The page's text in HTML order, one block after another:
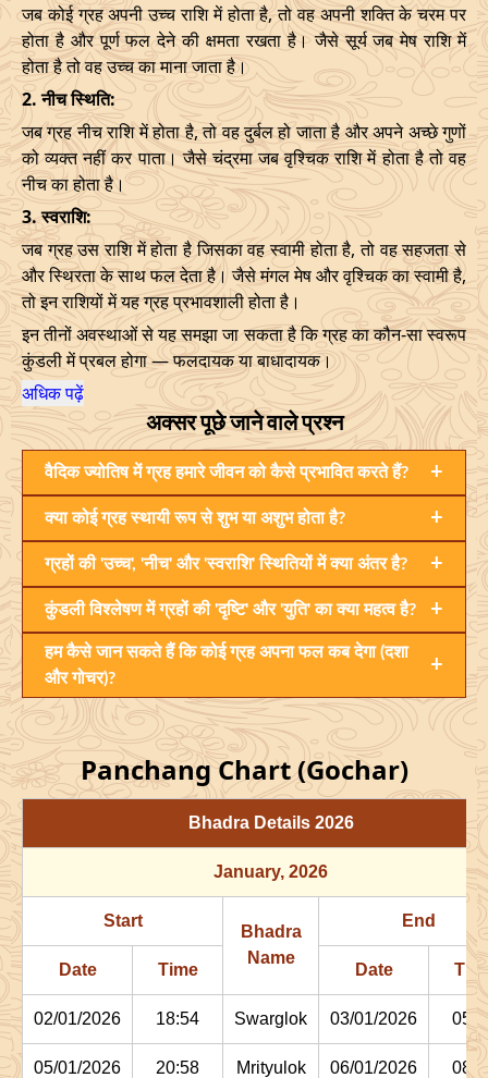
जब कोई ग्रह अपनी उच्च राशि में होता है, तो वह अपनी शक्ति के चरम पर
होता है और पूर्ण फल देने की क्षमता रखता है। जैसे सूर्य जब मेष राशि में
होता है तो वह उच्च का माना जाता है।
2. नीच स्थिति:
जब ग्रह नीच राशि में होता है, तो वह दुर्बल हो जाता है और अपने अच्छे गुणों
को व्यक्त नहीं कर पाता। जैसे चंद्रमा जब वृश्चिक राशि में होता है तो वह
नीच का होता है।
3. स्वराशि:
जब ग्रह उस राशि में होता है जिसका वह स्वामी होता है, तो वह सहजता से
और स्थिरता के साथ फल देता है। जैसे मंगल मेष और वृश्चिक का स्वामी है,
तो इन राशियों में यह ग्रह प्रभावशाली होता है।
इन तीनों अवस्थाओं से यह समझा जा सकता है कि ग्रह का कौन-सा स्वरूप
कुंडली में प्रबल होगा — फलदायक या बाधादायक।
अधिक पढ़ें
अक्सर पूछे जाने वाले प्रश्न
वैदिक ज्योतिष में ग्रह हमारे जीवन को कैसे प्रभावित करते हैं? +
क्या कोई ग्रह स्थायी रूप से शुभ या अशुभ होता है? +
ग्रहों की 'उच्च', 'नीच' और 'स्वराशि' स्थितियों में क्या अंतर है? +
कुंडली विश्लेषण में ग्रहों की 'दृष्टि' और 'युति' का क्या महत्व है? +
हम कैसे जान सकते हैं कि कोई ग्रह अपना फल कब देगा (दशा
और गोचर)?
+
Panchang Chart (Gochar)
Bhadra Details2026
January, 2026
Start
Bhadra
Name
End
Date Time Date
02/01/2026 18:54 Swarglok 03/01/2026
05/01/2026 20:58 Mrityulok 06/01/2026